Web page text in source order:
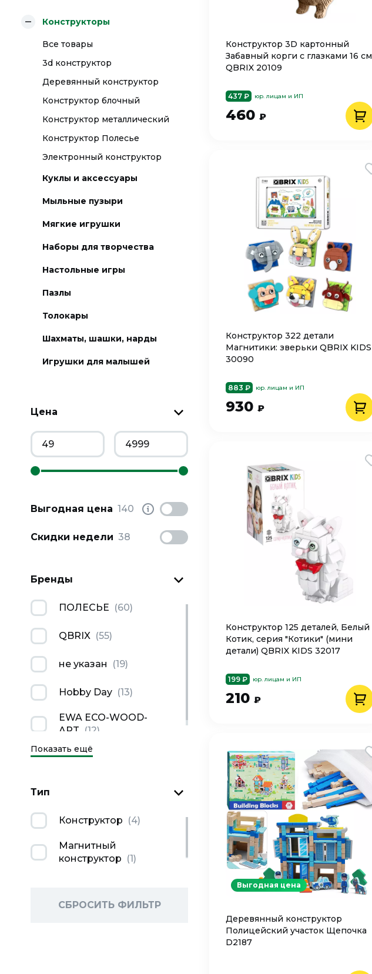
Конструкторы
Все товары
3d конструктор
Деревянный конструктор
Конструктор блочный
Конструктор металлический
Конструктор Полесье
Электронный конструктор
Куклы и аксессуары
Мыльные пузыри
Мягкие игрушки
Наборы для творчества
Настольные игры
Пазлы
Толокары
Шахматы, шашки, нарды
Игрушки для малышей
Цена
Выгодная цена 140
Скидки недели 38
Бренды
ПОЛЕСЬЕ (60)
QBRIX (55)
не указан (19)
Hobby Day (13)
EWA ECO-WOOD-
ART (12)
Показать ещё
Тип
Конструктор (4)
Магнитный
конструктор (1)
СБРОСИТЬ ФИЛЬТР
Конструктор 3D картонный
Забавный корги с глазками 16 см
QBRIX 20109
437 ₽ юр. лицам и ИП
460 ₽
Конструктор 322 детали
Магнитики: зверьки QBRIX KIDS
30090
883 ₽ юр. лицам и ИП
930 ₽
Конструктор 125 деталей, Белый
Котик, серия "Котики" (мини
детали) QBRIX KIDS 32017
199 ₽ юр. лицам и ИП
210 ₽
Деревянный конструктор
Полицейский участок Щепочка
D2187
Выгодная цена